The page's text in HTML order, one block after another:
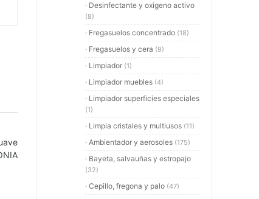
· Desinfectante y oxigeno activo
(8)
· Fregasuelos concentrado (18)
· Fregasuelos y cera (9)
· Limpiador (1)
· Limpiador muebles (4)
· Limpiador superficies especiales
(1)
· Limpia cristales y multiusos (11)
· Ambientador y aerosoles (175)
· Bayeta, salvauñas y estropajo
(32)
· Cepillo, fregona y palo (47)